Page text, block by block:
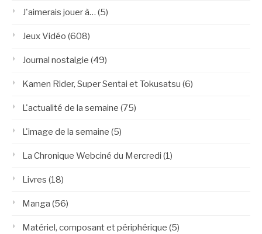
J'aimerais jouer à… (5)
Jeux Vidéo (608)
Journal nostalgie (49)
Kamen Rider, Super Sentai et Tokusatsu (6)
L'actualité de la semaine (75)
L'image de la semaine (5)
La Chronique Webciné du Mercredi (1)
Livres (18)
Manga (56)
Matériel, composant et périphérique (5)